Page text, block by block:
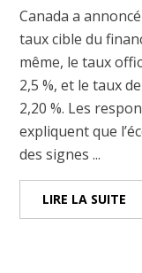
Canada a
taux cible du
même, le taux
2,5 %, et le taux
2,20 %. Les
expliquent que
des signes ...
LIRE LA SUITE